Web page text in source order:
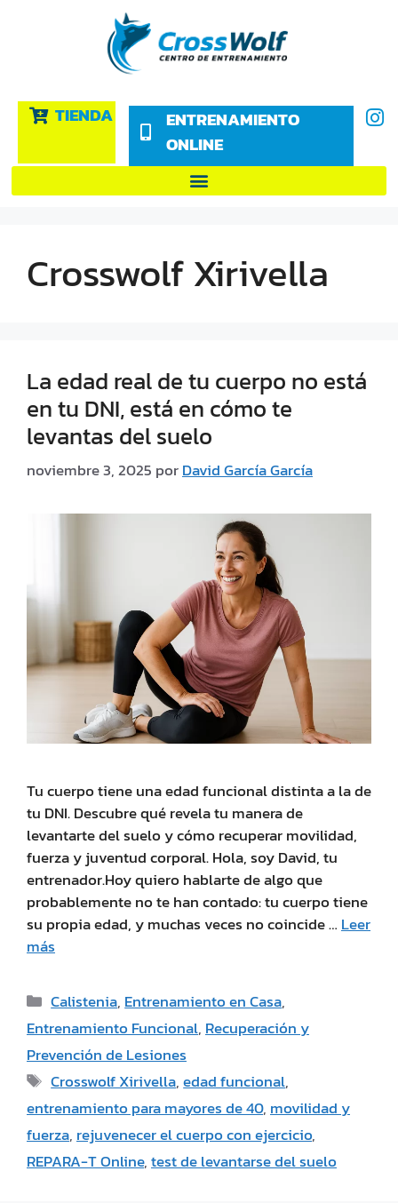
TIENDA
ENTRENAMIENTO
ONLINE
Crosswolf Xirivella
La edad real de tu cuerpo no está
en tu DNI, está en cómo te
levantas del suelo
noviembre 3, 2025 porDavid García García
Tu cuerpo tiene una edad funcional distinta a la de
tu DNI. Descubre qué revela tu manera de
levantarte del suelo y cómo recuperar movilidad,
fuerza y juventud corporal. Hola, soy David, tu
entrenador.Hoy quiero hablarte de algo que
probablemente no te han contado: tu cuerpo tiene
su propia edad, y muchas veces no coincide … Leer
más
Calistenia, Entrenamiento en Casa,
Entrenamiento Funcional, Recuperación y
Prevención de Lesiones
Crosswolf Xirivella,edad funcional,
entrenamiento para mayores de 40, movilidad y
fuerza, rejuvenecer el cuerpo con ejercicio,
REPARA-T Online,test de levantarse del suelo